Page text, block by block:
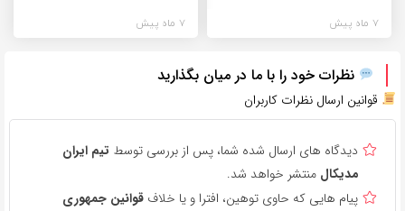
7 ماه پیش 7 ماه پیش
نظرات خود را با ما در میان بگذارید
قوانین ارسال نظرات کاربران
دیدگاه های ارسال شده شما، پس از بررسی توسط تیم ایران
مدیکال منتشر خواهد شد.
پیام هایی که حاوی توهین، افترا و یا خلاف قوانین جمهوری